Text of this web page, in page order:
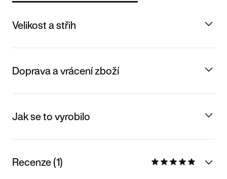
Velikost a střih
Doprava a vrácení zboží
Jak se to vyrobilo
Recenze (1)